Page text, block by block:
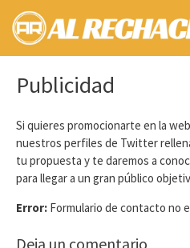
Saltar
contenido
Publicidad
Si quieres promocionarte en la
nuestros perfiles de Twitter
tu propuesta y te daremos a
para llegar a un gran público
Error: Formulario de contacto no
Deja un comentario